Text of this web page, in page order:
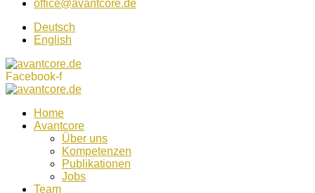
office@avantcore.de
Deutsch
English
Facebook-f
Home
Avantcore
Über uns
Kompetenzen
Publikationen
Jobs
Team